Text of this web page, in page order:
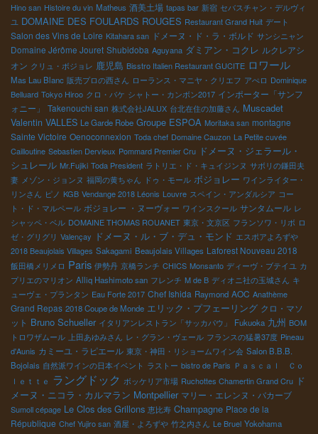
Hino san Histoire du vin Matheus 酒美土場 tapas bar 新宿 セバスチャン・デルヴィ
ユ DOMAINE DES FOULARDS ROUGES Restaurant Grand Huit デート
Salon des Vins de Loire Kitahara san ドメーヌ・ド・ラ・ボルド サンシニャン
Domaine Jérôme Jouret Shubidoba Aguyana ダミアン・コクレ ルクレアシ
オン クリュ・ボジョレ 鹿児島 Bisstro Italien Restaurant GUCITE ロワール
Mas Lau Blanc 販売プロの西さん ローランス・マニヤ・クリエフ アぺロ Dominique
Belluard Tokyo Hiroo クロ・バケ シャトー・カンボン2017 インポーター「サンフ
ォニー」
Takenouchi san 株式会社JALUX 台北在住の加藤さん Muscadet
Valentin VALLES Le Garde Robe Groupe ESPOA Moritaka san montagne
Sainte Victoire Oenoconnexion Toda chef Domaine Cauzon La Petite cuvée
Cailloutine Sebastien Dervieux Pommard Premier Cru ドメーヌ・ジェラール・
シュレール Mr.Fujiki Toda President ラトリエ・ド・キュイジンヌ サボリの鎌田夫
妻 メゾン・ジョンヌ 福岡の黄ちゃん ドゥ・モール ボジョレー ワインライター・
リンさん ピノ KGB Vendange 2018 Léonis Louvre スペイン・アンダルシア コー
ト・ド・マルペール ボジョレー ・ヌーヴォー ワインスクール サンタムール レ
シャッペ・ベル DOMAINE THOMAS ROUANET 東京・文京区 フランソワ・リボ ロ
ゼ・グリグリ Valençay ドメーヌ・ル・ブ・デュ・モンド エスポアよろずや
2018 Beaujolais Villages Sakagami Beaujolais Villages Laforest Nouveau 2018
飯田橋メリメロ Paris 伊勢丹 京橋ランチ CHICS Monsanto ディーヴ・ブテイユ カ
プリエのマリオン Alliq Hashimoto san フレンチ M de B ディオニ社の玉城さん キ
ューヴェ・プランタン Eau Forte 2017 Chef Ishida Raymond AOC Anathème
Grand Repas 2018 Coupe de Monde エリック・プフェーリング クロ・マソ
ット Bruno Schueller イタリアンレストラン「サッカパウ」 Fukuoka 九州 BOM
トロワザムール 上田あゆみさん レ・グラン・ヴェール フランスの猛暑37度 Pineau
d'Aunis カミーユ・ラピエール 東京・神田・リショームワイン会 Salon B.B.B.
Bojolais 自然派ワインの日本イベント ラストー bistro de Paris Ｐａｓｃａｌ Ｃｏ
ｌｅｔｔｅ ラングドック ボッケリア市場 Ruchottes Chamertin Grand Cru ド
メーヌ・ニコラ・カルマラン Montpellier マリー・エレンヌ・バカーブ
Sumoll cépage Le Clos des Grillons 恵比寿 Champagne Place de la
République Chef Yujiro san 酒屋・よろずや 竹之内さん Le Bruel Yokohama